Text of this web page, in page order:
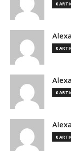
0
0
0
0